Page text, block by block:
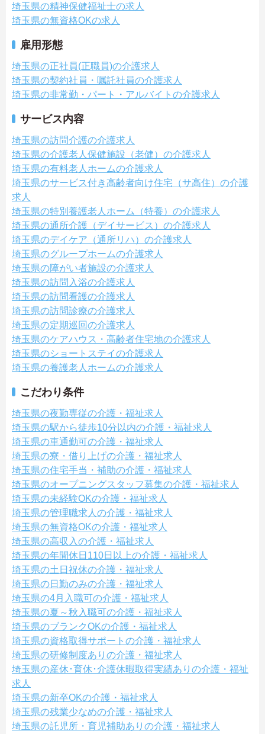
埼玉県の精神保健福祉士の求人
埼玉県の無資格OKの求人
雇用形態
埼玉県の正社員(正職員)の介護求人
埼玉県の契約社員・嘱託社員の介護求人
埼玉県の非常勤・パート・アルバイトの介護求人
サービス内容
埼玉県の訪問介護の介護求人
埼玉県の介護老人保健施設（老健）の介護求人
埼玉県の有料老人ホームの介護求人
埼玉県のサービス付き高齢者向け住宅（サ高住）の介護
求人
埼玉県の特別養護老人ホーム（特養）の介護求人
埼玉県の通所介護（デイサービス）の介護求人
埼玉県のデイケア（通所リハ）の介護求人
埼玉県のグループホームの介護求人
埼玉県の障がい者施設の介護求人
埼玉県の訪問入浴の介護求人
埼玉県の訪問看護の介護求人
埼玉県の訪問診療の介護求人
埼玉県の定期巡回の介護求人
埼玉県のケアハウス・高齢者住宅地の介護求人
埼玉県のショートステイの介護求人
埼玉県の養護老人ホームの介護求人
こだわり条件
埼玉県の夜勤専従の介護・福祉求人
埼玉県の駅から徒歩10分以内の介護・福祉求人
埼玉県の車通勤可の介護・福祉求人
埼玉県の寮・借り上げの介護・福祉求人
埼玉県の住宅手当・補助の介護・福祉求人
埼玉県のオープニングスタッフ募集の介護・福祉求人
埼玉県の未経験OKの介護・福祉求人
埼玉県の管理職求人の介護・福祉求人
埼玉県の無資格OKの介護・福祉求人
埼玉県の高収入の介護・福祉求人
埼玉県の年間休日110日以上の介護・福祉求人
埼玉県の土日祝休の介護・福祉求人
埼玉県の日勤のみの介護・福祉求人
埼玉県の4月入職可の介護・福祉求人
埼玉県の夏～秋入職可の介護・福祉求人
埼玉県のブランクOKの介護・福祉求人
埼玉県の資格取得サポートの介護・福祉求人
埼玉県の研修制度ありの介護・福祉求人
埼玉県の産休･育休･介護休暇取得実績ありの介護・福祉
求人
埼玉県の新卒OKの介護・福祉求人
埼玉県の残業少なめの介護・福祉求人
埼玉県の託児所・育児補助ありの介護・福祉求人